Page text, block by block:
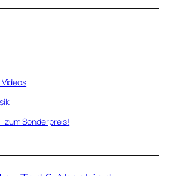
zum Sonderpreis!